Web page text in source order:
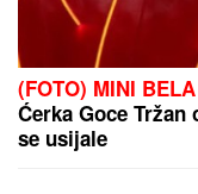
Osumnjičen za